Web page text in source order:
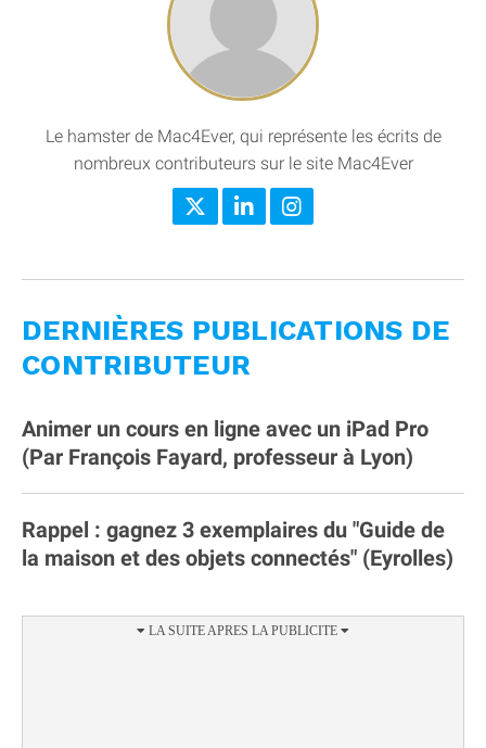
Le hamster de Mac4Ever, qui représente les écrits de
nombreux contributeurs sur le site Mac4Ever
DERNIÈRES PUBLICATIONS DE
CONTRIBUTEUR
Animer un cours en ligne avec un iPad Pro
(Par François Fayard, professeur à Lyon)
Rappel : gagnez 3 exemplaires du "Guide de
la maison et des objets connectés" (Eyrolles)